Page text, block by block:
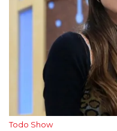
Todo Show